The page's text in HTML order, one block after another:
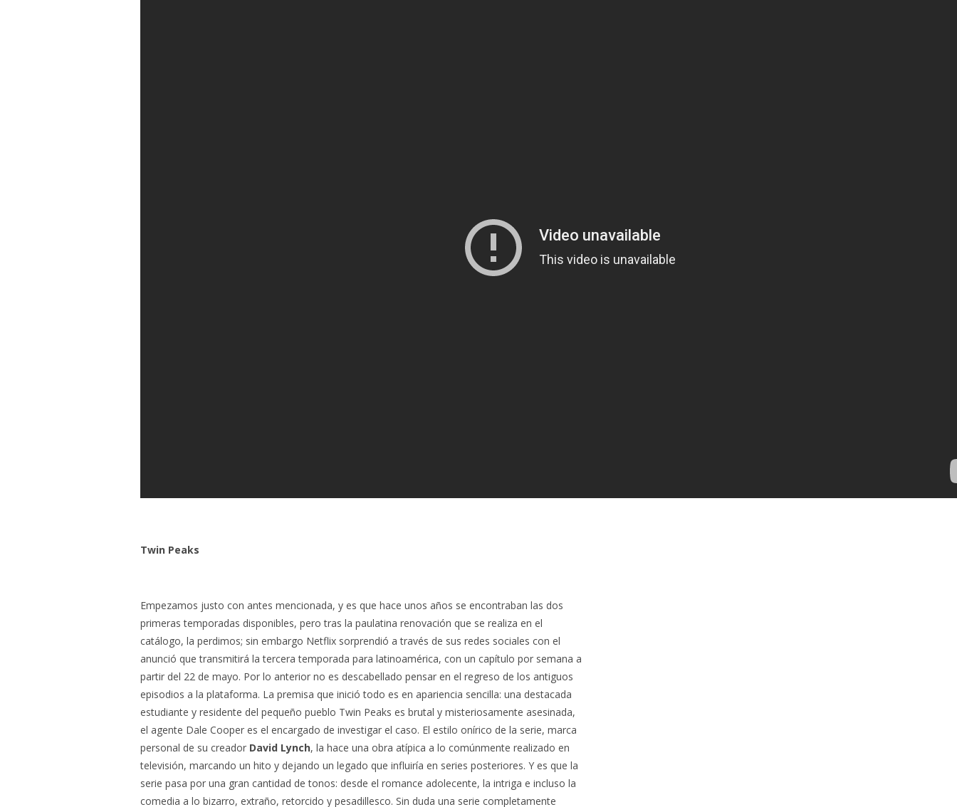
Twin Peaks
Empezamos justo con antes mencionada, y es que hace unos años se encontraban las dos
primeras temporadas disponibles, pero tras la paulatina renovación que se realiza en el
catálogo, la perdimos; sin embargo Netflix sorprendió a través de sus redes sociales con el
anunció que transmitirá la tercera temporada para latinoamérica, con un capítulo por semana a
partir del 22 de mayo. Por lo anterior no es descabellado pensar en el regreso de los antiguos
episodios a la plataforma. La premisa que inició todo es en apariencia sencilla: una destacada
estudiante y residente del pequeño pueblo Twin Peaks es brutal y misteriosamente asesinada,
el agente Dale Cooper es el encargado de investigar el caso. El estilo onírico de la serie, marca
personal de su creador David Lynch, la hace una obra atípica a lo comúnmente realizado en
televisión, marcando un hito y dejando un legado que influiría en series posteriores. Y es que la
serie pasa por una gran cantidad de tonos: desde el romance adolecente, la intriga e incluso la
comedia a lo bizarro, extraño, retorcido y pesadillesco. Sin duda una serie completamente